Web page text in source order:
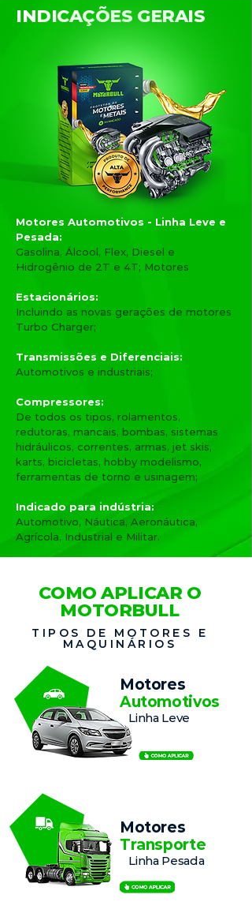
INDICAÇÕES GERAIS
Motores Automotivos - Linha Leve e
Pesada:
Gasolina, Álcool, Flex, Diesel e
Hidrogênio de 2T e 4T; Motores
Estacionários:
Incluindo as novas gerações de motores
Turbo Charger;
Transmissões e Diferenciais:
Automotivos e industriais;
Compressores:
De todos os tipos, rolamentos,
redutoras, mancais, bombas, sistemas
hidráulicos, correntes, armas, jet skis,
karts, bicicletas, hobby modelismo,
ferramentas de torno e usinagem;
Indicado para indústria:
Automotivo, Náutica, Aeronáutica,
Agrícola, Industrial e Militar.
COMO APLICAR O
MOTORBULL
TIPOS DE MOTORES E
MAQUINÁRIOS
Motores
Automotivos
Linha Leve
Motores
Transporte
Linha Pesada